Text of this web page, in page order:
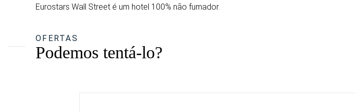
Eurostars Wall Street é um hotel 100% não fumador.
OFERTAS
Podemos tentá-lo?